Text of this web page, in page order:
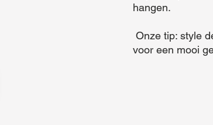
hangen.
voor een mooi